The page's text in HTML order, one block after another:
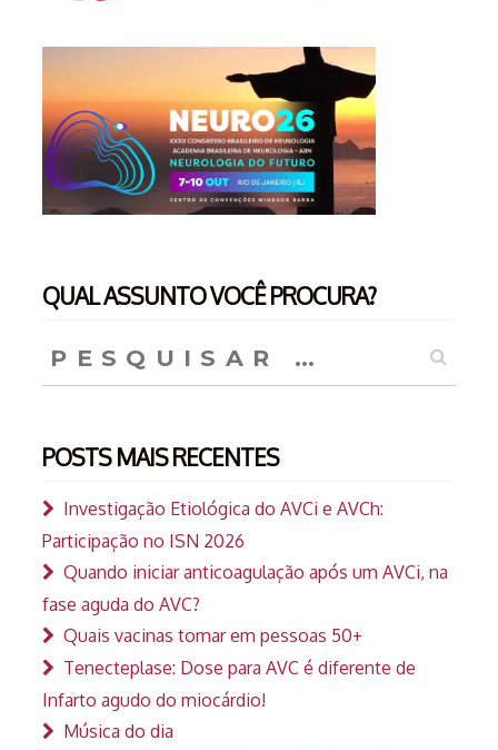
QUAL ASSUNTO VOCÊ PROCURA?
por:
POSTS MAIS RECENTES
Investigação Etiológica do AVCi e AVCh:
Participação no ISN 2026
Quando iniciar anticoagulação após um AVCi, na
fase aguda do AVC?
Quais vacinas tomar em pessoas 50+
Tenecteplase: Dose para AVC é diferente de
Infarto agudo do miocárdio!
Música do dia